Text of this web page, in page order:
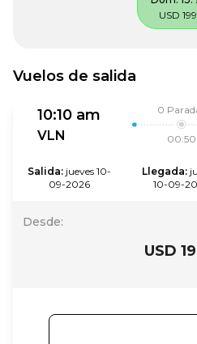
USD
Vuelos de salida
10:10 am
VLN
0
00:50
Salida: jueves 10-
09-2026
Llegada:
10-09-
Desde:
USD